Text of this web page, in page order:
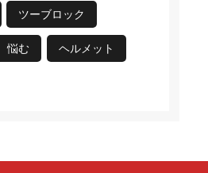
ツーブロック
悩む ヘルメット